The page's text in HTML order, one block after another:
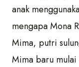
anak
mengapa Mona
Mima, putri
Mima baru